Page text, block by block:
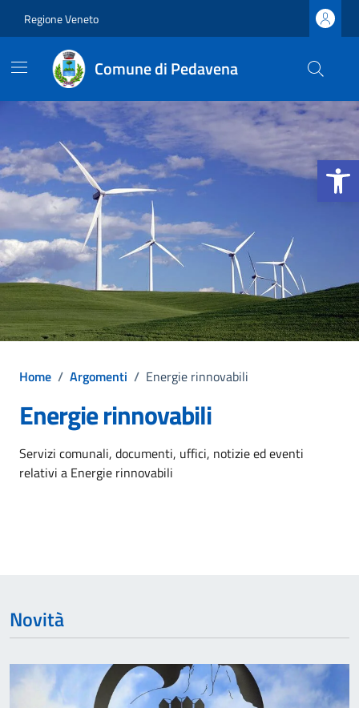
Regione Veneto
Comune di Pedavena
Home / Argomenti / Energie rinnovabili
Energie rinnovabili
Dettagli dell'argomento
Servizi comunali, documenti, uffici, notizie ed eventi
relativi a Energie rinnovabili
Novità
Apri la